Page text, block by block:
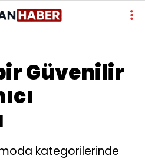
Güvenilir
kategorilerinde